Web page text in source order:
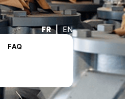
FR EN
FAQ